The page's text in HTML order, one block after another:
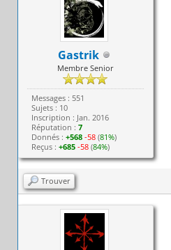
Gastrik
Membre Senior
Messages : 551
Sujets : 10
Inscription : Jan. 2016
Réputation : 7
Donnés : +568 -58(81%)
Reçus : +685 -58(84%)
Trouver